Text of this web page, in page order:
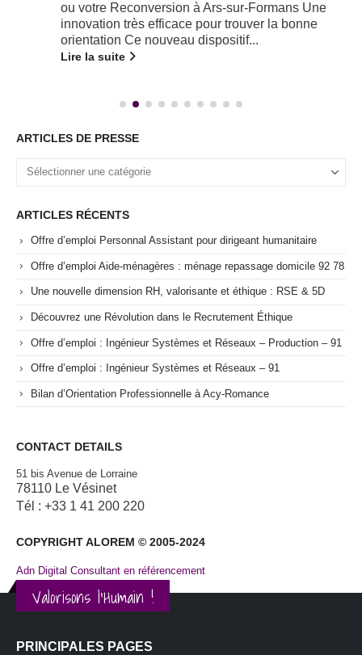
ou votre Reconversion à Ars-sur-Formans Une
innovation très efficace pour trouver la bonne
orientation Ce nouveau dispositif...
Lire la suite
ARTICLES DE PRESSE
ARTICLES RÉCENTS
Offre d’emploi Personnal Assistant pour dirigeant humanitaire
Offre d’emploi Aide-ménagères : ménage repassage domicile 92 78
Une nouvelle dimension RH, valorisante et éthique : RSE & 5D
Découvrez une Révolution dans le Recrutement Éthique
Offre d’emploi : Ingénieur Systèmes et Réseaux – Production – 91
Offre d’emploi : Ingénieur Systèmes et Réseaux – 91
Bilan d’Orientation Professionnelle à Acy-Romance
CONTACT DETAILS
51 bis Avenue de Lorraine
78110 Le Vésinet
Tél : +33 1 41 200 220
COPYRIGHT ALOREM © 2005-2024
Adn Digital Consultant en référencement
Valorisons l'Humain !
PRINCIPALES PAGES